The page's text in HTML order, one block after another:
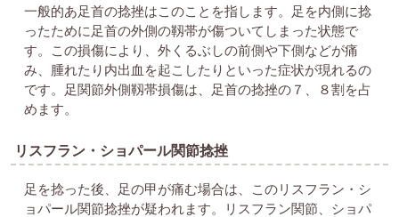
一般的あ足首の捻挫はこのことを指します。足を内側に捻
ったために足首の外側の靱帯が傷ついてしまった状態で
す。この損傷により、外くるぶしの前側や下側などが痛
み、腫れたり内出血を起こしたりといった症状が現れるの
です。足関節外側靱帯損傷は、足首の捻挫の７、８割を占
めます。
リスフラン・ショパール関節捻挫
足を捻った後、足の甲が痛む場合は、このリスフラン・シ
ョパール関節捻挫が疑われます。リスフラン関節、ショパ